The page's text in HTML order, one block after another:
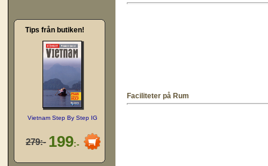
Faciliteter på Rum
Tips från butiken!
Vietnam Step By Step IG
279:- 199:-